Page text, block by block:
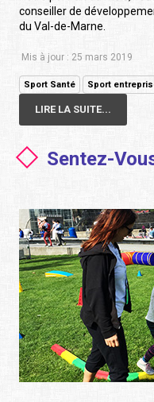
conseiller de
du Val-de-Marne.
Mis à jour : 25 mars 2019
Sport Santé Sport
LIRE LA SUITE...
Sentez-